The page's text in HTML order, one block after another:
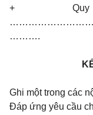
+
……….
Ghi một trong các
Đáp ứng yêu cầu